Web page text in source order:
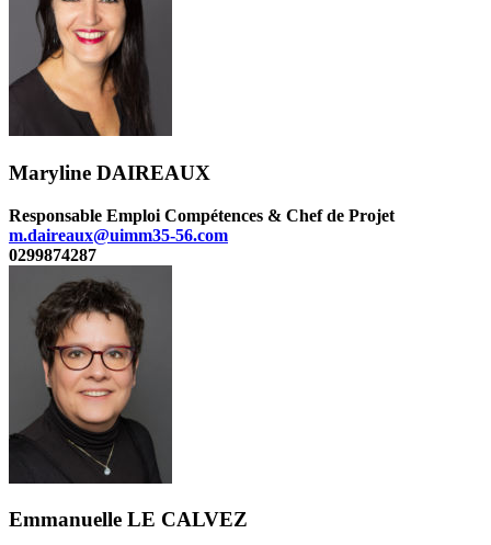
Maryline DAIREAUX
Responsable Emploi Compétences & Chef de Projet
m.daireaux@uimm35-56.com
0299874287
Emmanuelle LE CALVEZ